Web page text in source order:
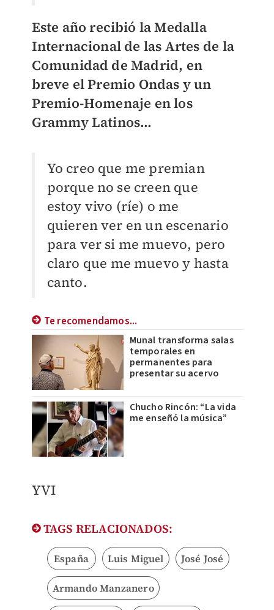
Este año recibió la Medalla
Internacional de las Artes de la
Comunidad de Madrid, en
breve el Premio Ondas y un
Premio-Homenaje en los
Grammy Latinos…
Yo creo que me premian
porque no se creen que
estoy vivo (ríe) o me
quieren ver en un escenario
para ver si me muevo, pero
claro que me muevo y hasta
canto.
Te recomendamos...
Munal transforma salas
temporales en
permanentes para
presentar su acervo
Chucho Rincón: “La vida
me enseñó la música”
YVI
TAGS RELACIONADOS:
España Luis Miguel José José
Armando Manzanero